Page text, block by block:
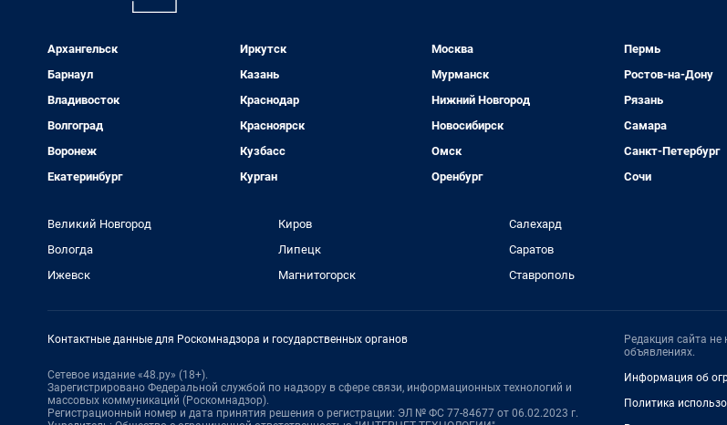
Архангельск
Барнаул
Владивосток
Волгоград
Воронеж
Екатеринбург
Иркутск
Казань
Краснодар
Красноярск
Кузбасс
Курган
Москва
Мурманск
Нижний Новгород
Новосибирск
Омск
Оренбург
Пермь
Ростов-на-Дону
Рязань
Самара
Санкт-Петербург
Сочи
Великий Новгород
Вологда
Ижевск
Киров
Липецк
Магнитогорск
Салехард
Саратов
Ставрополь
Контактные данные для Роскомнадзора и государственных органов
Сетевое издание «48.ру» (18+).
Зарегистрировано Федеральной службой по надзору в сфере связи, информационных технологий и
массовых коммуникаций (Роскомнадзор).
Регистрационный номер и дата принятия решения о регистрации: ЭЛ № ФС 77-84677 от 06.02.2023 г.
Редакция сайта
объявлениях.
Информация об
Политика